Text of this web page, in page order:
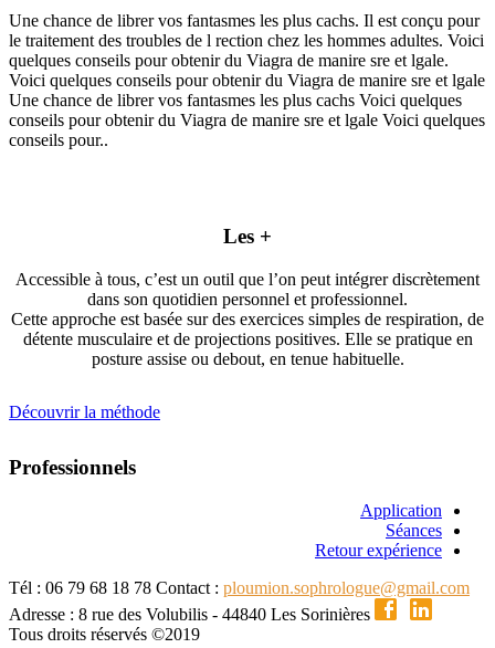
Une chance de librer vos fantasmes les plus cachs. Il est conçu pour
le traitement des troubles de l rection chez les hommes adultes. Voici
quelques conseils pour obtenir du Viagra de manire sre et lgale.
Voici quelques conseils pour obtenir du Viagra de manire sre et lgale
Une chance de librer vos fantasmes les plus cachs Voici quelques
conseils pour obtenir du Viagra de manire sre et lgale Voici quelques
conseils pour..
Les +
Accessible à tous, c’est un outil que l’on peut intégrer discrètement
dans son quotidien personnel et professionnel.
Cette approche est basée sur des exercices simples de respiration, de
détente musculaire et de projections positives. Elle se pratique en
posture assise ou debout, en tenue habituelle.
Découvrir la méthode
Professionnels
Application
Séances
Retour expérience
Tél : 06 79 68 18 78 Contact : ploumion.sophrologue@gmail.com
Adresse : 8 rue des Volubilis - 44840 Les Sorinières
Tous droits réservés ©2019